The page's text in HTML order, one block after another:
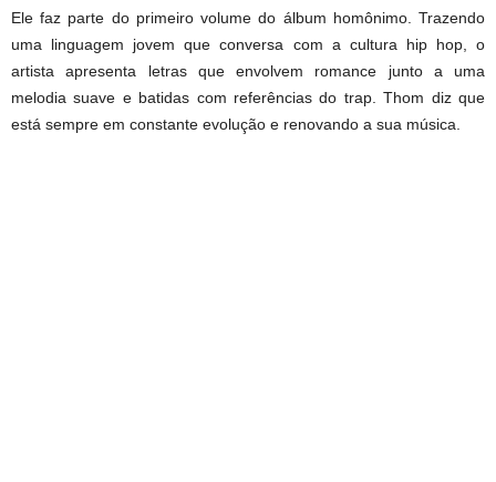
Ele faz parte do primeiro volume do álbum homônimo. Trazendo
uma linguagem jovem que conversa com a cultura hip hop, o
artista apresenta letras que envolvem romance junto a uma
melodia suave e batidas com referências do trap. Thom diz que
está sempre em constante evolução e renovando a sua música.